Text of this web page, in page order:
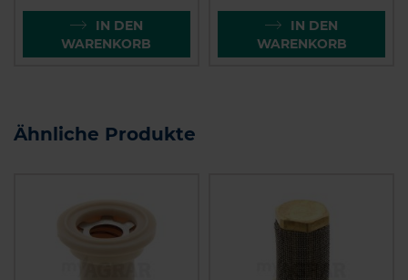
IN DEN
WARENKORB
IN DEN
WARENKORB
Ähnliche Produkte